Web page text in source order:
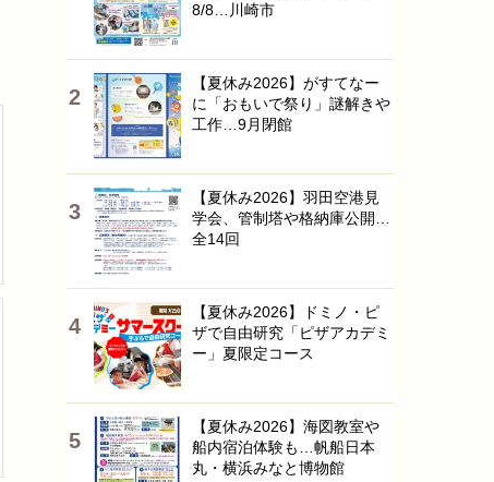
8/8…川崎市
【夏休み2026】がすてなー
に「おもいで祭り」謎解きや
工作…9月閉館
【夏休み2026】羽田空港見
学会、管制塔や格納庫公開…
全14回
【夏休み2026】ドミノ・ピ
ザで自由研究「ピザアカデミ
ー」夏限定コース
【夏休み2026】海図教室や
船内宿泊体験も…帆船日本
丸・横浜みなと博物館